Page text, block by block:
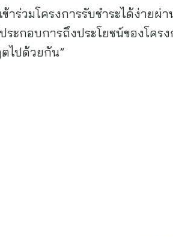
าร่วมโครงการรับชำระได้ง่ายผ่
ะกอบการถึงประโยชน์ของโครง
ไปด้วยกัน”